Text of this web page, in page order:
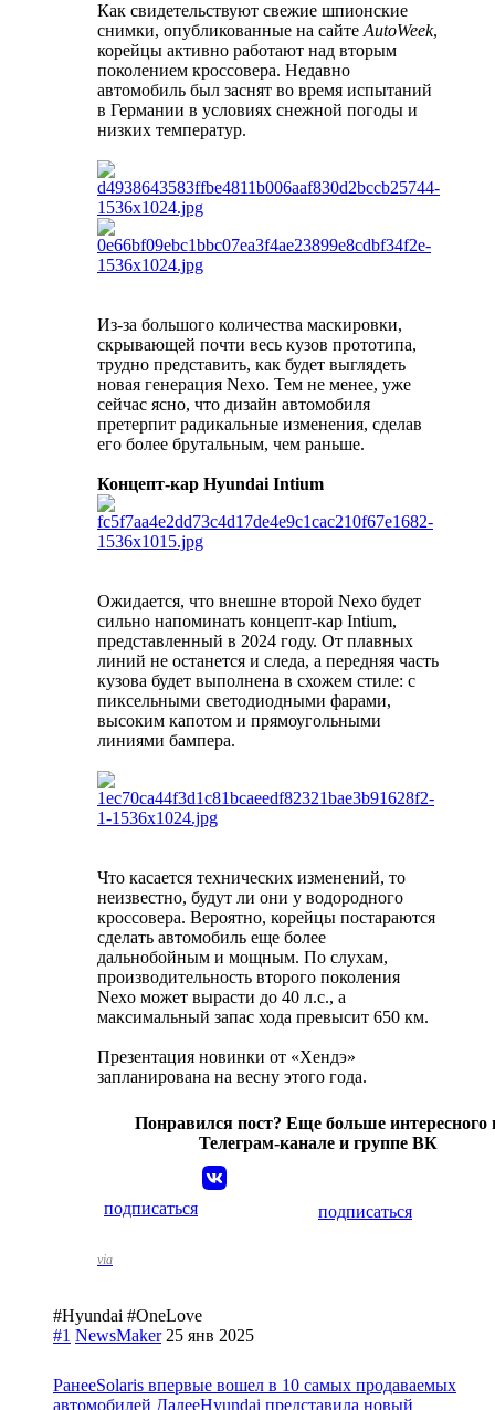
Как свидетельствуют свежие шпионские
снимки, опубликованные на сайте AutoWeek,
корейцы активно работают над вторым
поколением кроссовера. Недавно
автомобиль был заснят во время испытаний
в Германии в условиях снежной погоды и
низких температур.
Из-за большого количества маскировки,
скрывающей почти весь кузов прототипа,
трудно представить, как будет выглядеть
новая генерация Nexo. Тем не менее, уже
сейчас ясно, что дизайн автомобиля
претерпит радикальные изменения, сделав
его более брутальным, чем раньше.
Концепт-кар Hyundai Intium
Ожидается, что внешне второй Nexo будет
сильно напоминать концепт-кар Intium,
представленный в 2024 году. От плавных
линий не останется и следа, а передняя часть
кузова будет выполнена в схожем стиле: с
пиксельными светодиодными фарами,
высоким капотом и прямоугольными
линиями бампера.
Что касается технических изменений, то
неизвестно, будут ли они у водородного
кроссовера. Вероятно, корейцы постараются
сделать автомобиль еще более
дальнобойным и мощным. По слухам,
производительность второго поколения
Nexo может вырасти до 40 л.с., а
максимальный запас хода превысит 650 км.
Презентация новинки от «Хендэ»
запланирована на весну этого года.
Понравился пост? Еще больше интересного
Телеграм-канале и группе ВК
подписаться подписаться
via
#Hyundai #OneLove
#1 NewsMaker 25 янв 2025
РанееSolaris впервые вошел в 10 самых продаваемых
автомобилей ДалееHyundai представила новый